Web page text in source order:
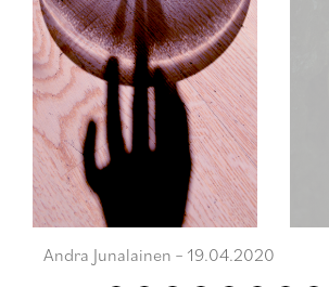
Andra Junalainen – 19.04.2020